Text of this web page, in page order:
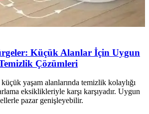
Küçük Alanlar İçin Uygun
Çözümleri
yaşam alanlarında temizlik kolaylığı
eksiklikleriyle karşı karşıyadır. Uygun
pazar genişleyebilir.